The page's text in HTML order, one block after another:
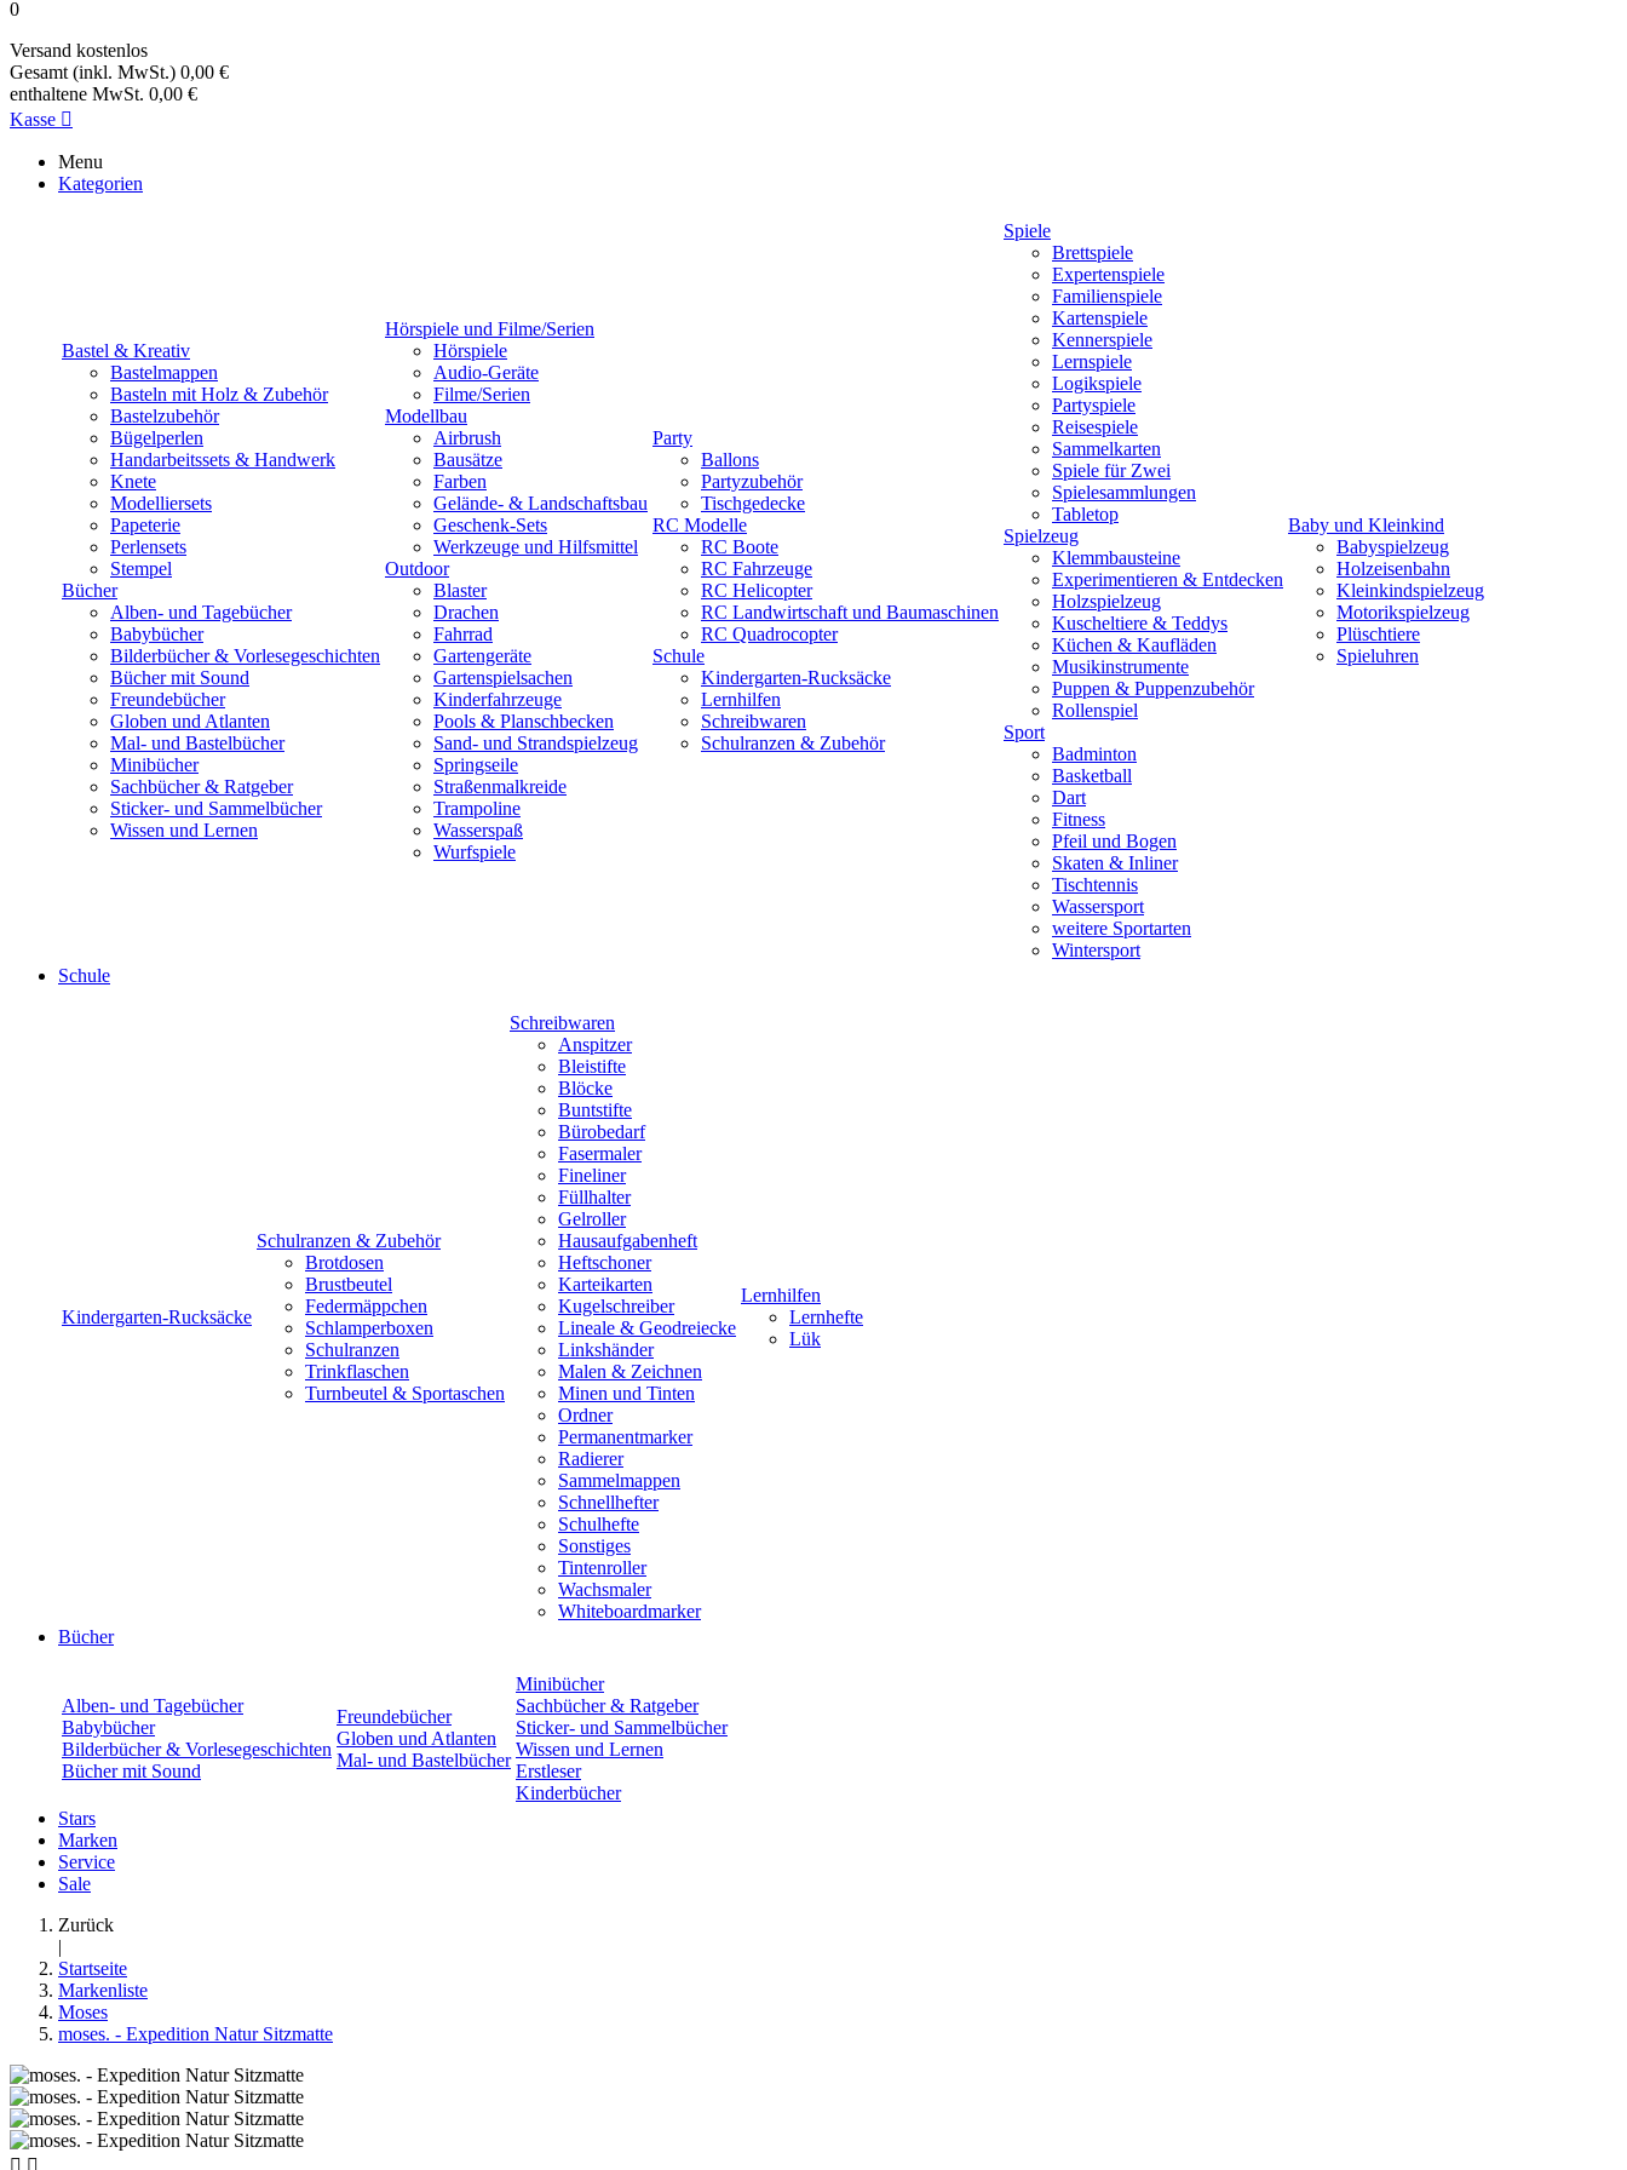
0
Versand kostenlos
Gesamt (inkl. MwSt.) 0,00 €
enthaltene MwSt. 0,00 €
Kasse 
Menu
Kategorien
Bastel & Kreativ
Bastelmappen
Basteln mit Holz & Zubehör
Bastelzubehör
Bügelperlen
Handarbeitssets & Handwerk
Knete
Modelliersets
Papeterie
Perlensets
Stempel
Bücher
Alben- und Tagebücher
Babybücher
Bilderbücher & Vorlesegeschichten
Bücher mit Sound
Freundebücher
Globen und Atlanten
Mal- und Bastelbücher
Minibücher
Sachbücher & Ratgeber
Sticker- und Sammelbücher
Wissen und Lernen
Hörspiele und Filme/Serien
Hörspiele
Audio-Geräte
Filme/Serien
Modellbau
Airbrush
Bausätze
Farben
Gelände- & Landschaftsbau
Geschenk-Sets
Werkzeuge und Hilfsmittel
Outdoor
Blaster
Drachen
Fahrrad
Gartengeräte
Gartenspielsachen
Kinderfahrzeuge
Pools & Planschbecken
Sand- und Strandspielzeug
Springseile
Straßenmalkreide
Trampoline
Wasserspaß
Wurfspiele
Party
Ballons
Partyzubehör
Tischgedecke
RC Modelle
RC Boote
RC Fahrzeuge
RC Helicopter
RC Landwirtschaft und Baumaschinen
RC Quadrocopter
Schule
Kindergarten-Rucksäcke
Lernhilfen
Schreibwaren
Schulranzen & Zubehör
Spiele
Brettspiele
Expertenspiele
Familienspiele
Kartenspiele
Kennerspiele
Lernspiele
Logikspiele
Partyspiele
Reisespiele
Sammelkarten
Spiele für Zwei
Spielesammlungen
Tabletop
Spielzeug
Klemmbausteine
Experimentieren & Entdecken
Holzspielzeug
Kuscheltiere & Teddys
Küchen & Kaufläden
Musikinstrumente
Puppen & Puppenzubehör
Rollenspiel
Sport
Badminton
Basketball
Dart
Fitness
Pfeil und Bogen
Skaten & Inliner
Tischtennis
Wassersport
weitere Sportarten
Wintersport
Baby und Kleinkind
Babyspielzeug
Holzeisenbahn
Kleinkindspielzeug
Motorikspielzeug
Plüschtiere
Spieluhren
Schule
Kindergarten-Rucksäcke
Schulranzen & Zubehör
Brotdosen
Brustbeutel
Federmäppchen
Schlamperboxen
Schulranzen
Trinkflaschen
Turnbeutel & Sportaschen
Schreibwaren
Anspitzer
Bleistifte
Blöcke
Buntstifte
Bürobedarf
Fasermaler
Fineliner
Füllhalter
Gelroller
Hausaufgabenheft
Heftschoner
Karteikarten
Kugelschreiber
Lineale & Geodreiecke
Linkshänder
Malen & Zeichnen
Minen und Tinten
Ordner
Permanentmarker
Radierer
Sammelmappen
Schnellhefter
Schulhefte
Sonstiges
Tintenroller
Wachsmaler
Whiteboardmarker
Lernhilfen
Lernhefte
Lük
Bücher
Alben- und Tagebücher
Babybücher
Bilderbücher & Vorlesegeschichten
Bücher mit Sound
Freundebücher
Globen und Atlanten
Mal- und Bastelbücher
Minibücher
Sachbücher & Ratgeber
Sticker- und Sammelbücher
Wissen und Lernen
Erstleser
Kinderbücher
Stars
Marken
Service
Sale
Zurück
|
Startseite
Markenliste
Moses
moses. - Expedition Natur Sitzmatte
 